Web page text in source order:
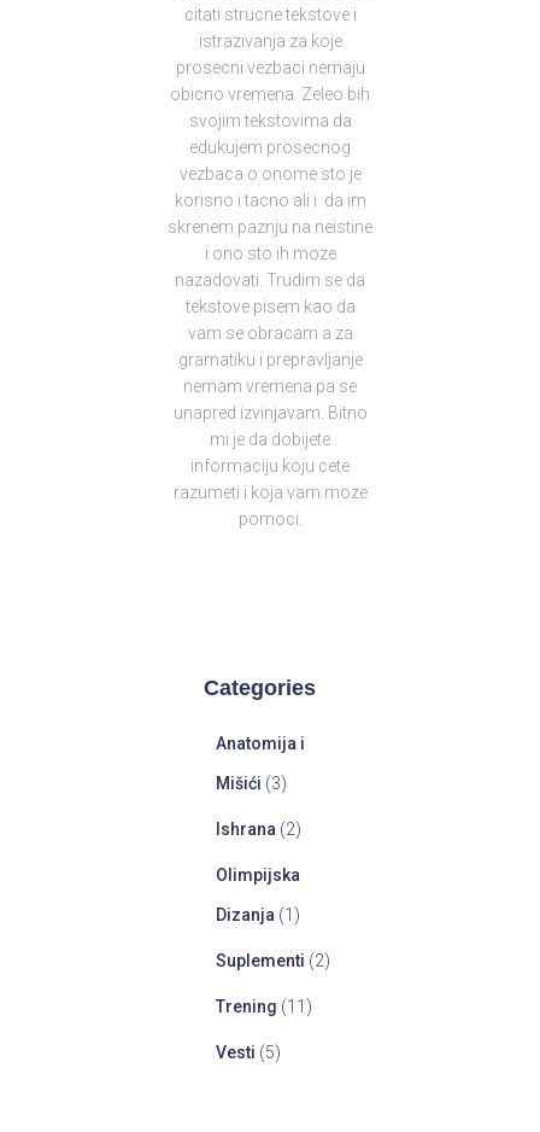
citati strucne tekstove i
istrazivanja za koje
prosecni vezbaci nemaju
obicno vremena. Zeleo bih
svojim tekstovima da
edukujem prosecnog
vezbaca o onome sto je
korisno i tacno ali i da im
skrenem paznju na neistine
i ono sto ih moze
nazadovati. Trudim se da
tekstove pisem kao da
vam se obracam a za
gramatiku i prepravljanje
nemam vremena pa se
unapred izvinjavam. Bitno
mi je da dobijete
informaciju koju cete
razumeti i koja vam moze
pomoci.
Categories
Anatomija i
Mišići (3)
Ishrana (2)
Olimpijska
Dizanja (1)
Suplementi (2)
Trening (11)
Vesti (5)